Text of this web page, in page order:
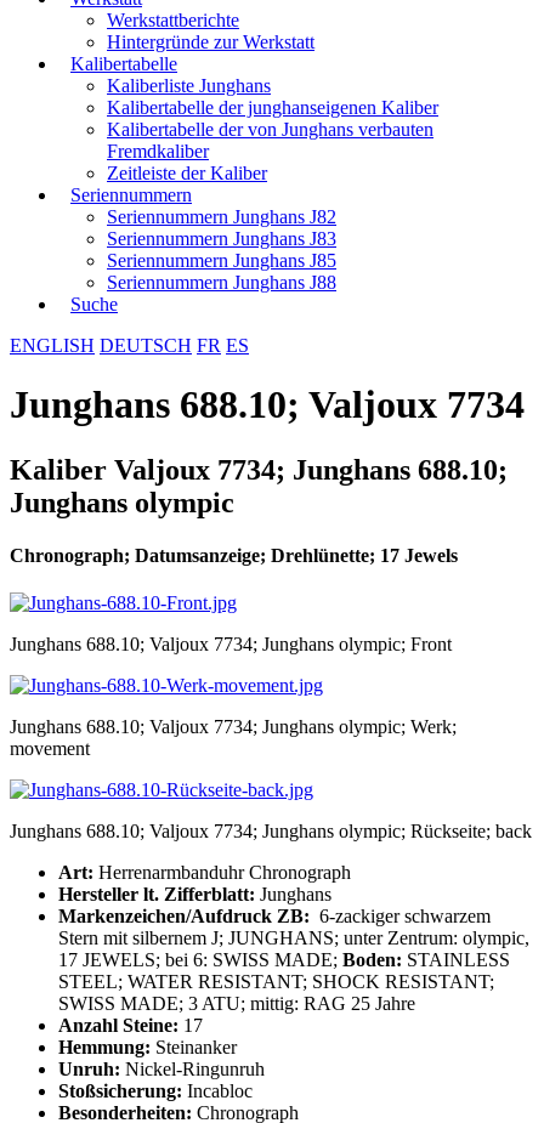
Werkstattberichte
Hintergründe zur Werkstatt
Kalibertabelle
Kaliberliste Junghans
Kalibertabelle der junghanseigenen Kaliber
Kalibertabelle der von Junghans verbauten
Fremdkaliber
Zeitleiste der Kaliber
Seriennummern
Seriennummern Junghans J82
Seriennummern Junghans J83
Seriennummern Junghans J85
Seriennummern Junghans J88
Suche
ENGLISH DEUTSCH FR ES
Junghans 688.10; Valjoux 7734
Kaliber Valjoux 7734; Junghans 688.10;
Junghans olympic
Chronograph; Datumsanzeige; Drehlünette; 17 Jewels
Junghans 688.10; Valjoux 7734; Junghans olympic; Front
Junghans 688.10; Valjoux 7734; Junghans olympic; Werk;
movement
Junghans 688.10; Valjoux 7734; Junghans olympic; Rückseite; back
Art: Herrenarmbanduhr Chronograph
Hersteller lt. Zifferblatt: Junghans
Markenzeichen/Aufdruck ZB: 6-zackiger schwarzem
Stern mit silbernem J; JUNGHANS; unter Zentrum: olympic,
17 JEWELS; bei 6: SWISS MADE; Boden: STAINLESS
STEEL; WATER RESISTANT; SHOCK RESISTANT;
SWISS MADE; 3 ATU; mittig: RAG 25 Jahre
Anzahl Steine: 17
Hemmung: Steinanker
Unruh: Nickel-Ringunruh
Stoßsicherung: Incabloc
Besonderheiten: Chronograph